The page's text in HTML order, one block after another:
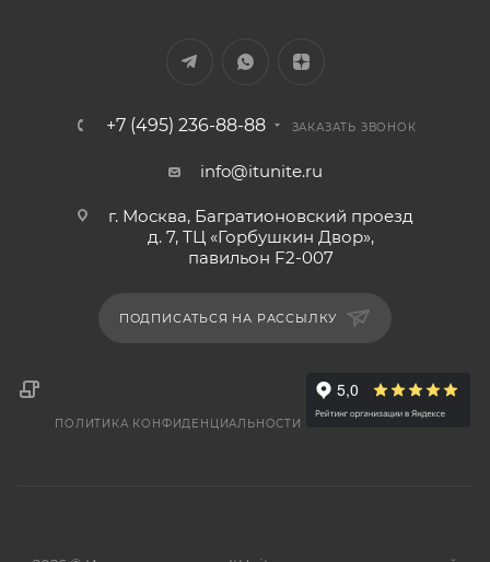
+7 (495) 236-88-88 ЗАКАЗАТЬ ЗВОНОК
info@itunite.ru
г. Москва, Багратионовский проезд
д. 7, ТЦ «Горбушкин Двор»,
павильон F2-007
ПОДПИСАТЬСЯ НА РАССЫЛКУ
ПОЛИТИКА КОНФИДЕНЦИАЛЬНОСТИ